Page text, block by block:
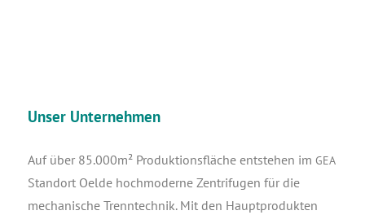
Unser Unternehmen
Auf über 85.000m² Pro­duk­ti­ons­flä­che ent­ste­hen imGEA
Stand­ort Oel­de hoch­mo­der­ne Zen­tri­fu­gen für die
mecha­ni­sche Trenn­tech­nik. Mit den Haupt­pro­duk­ten